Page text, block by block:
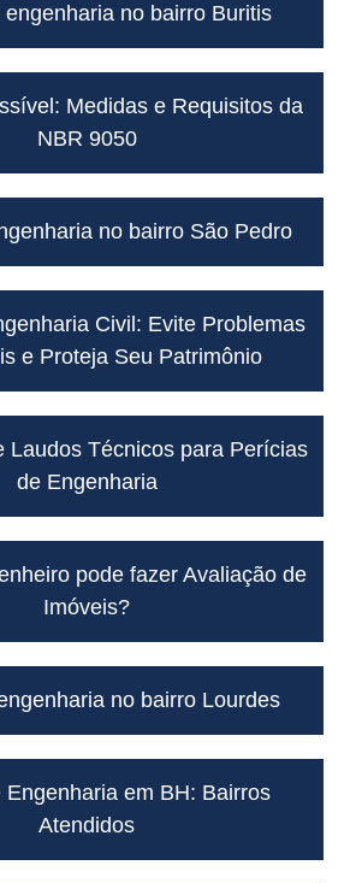
no bairro Buritis
Medidas e Requisitos da
NBR 9050
no bairro São Pedro
Civil: Evite Problemas
e Proteja Seu Patrimônio
Laudos Técnicos para Perícias
de Engenharia
pode fazer Avaliação de
Imóveis?
no bairro Lourdes
Engenharia em BH: Bairros
Atendidos